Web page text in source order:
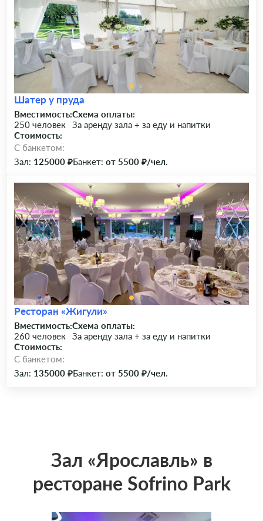
Шатер у пруда
Вместимость:
250 человек
Схема оплаты:
За аренду зала + за еду и напитки
Стоимость:
C банкетом:
Зал: 125000 ₽Банкет: от 5500 ₽/чел.
Ресторан «Жигули»
Вместимость:
260 человек
Схема оплаты:
За аренду зала + за еду и напитки
Стоимость:
C банкетом:
Зал: 135000 ₽Банкет: от 5500 ₽/чел.
Зал «Ярославль» в
ресторане Sofrino Park